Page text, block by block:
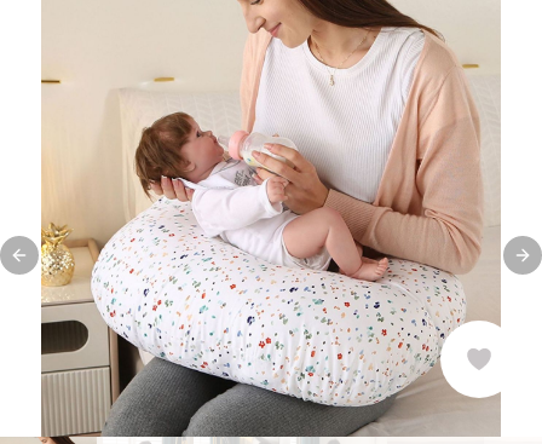
Previous slide